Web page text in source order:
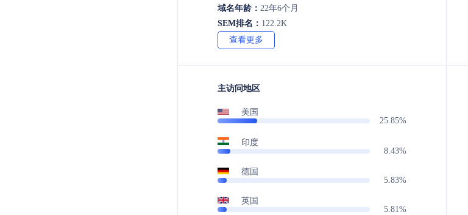
域名年龄： 22年6个月
SEM排名： 122.2K
查看更多
主访问地区
美国
25.85%
印度
8.43%
德国
5.83%
英国
5.81%